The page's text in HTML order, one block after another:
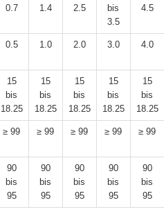
0.7
1.4
2.5
bis
3.5
4.5
0.5 1.0 2.0 3.0 4.0
15
bis
18.25
15
bis
18.25
15
bis
18.25
15
bis
18.25
15
bis
18.25
≥ 99 ≥ 99 ≥ 99 ≥ 99 ≥ 99
90
bis
95
90
bis
95
90
bis
95
90
bis
95
90
bis
95